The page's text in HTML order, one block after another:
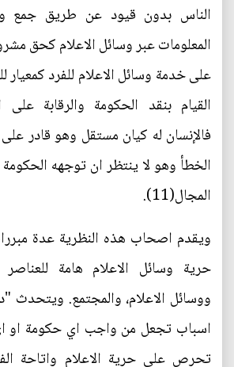
الناس بدون قيود عن طريق جمع
المعلومات عبر وسائل الاعلام كحق
على خدمة وسائل الاعلام للفرد كمعيار
القيام بنقد الحكومة والرقابة على
فالإنسان له كيان مستقل وهو قادر
الخطأ وهو لا ينتظر ان توجهه
المجال(11).
ويقدم اصحاب هذه النظرية عدة
حرية وسائل الاعلام هامة للعناصر
ووسائل الاعلام، والمجتمع. ويتحدث
اسباب تجعل من واجب اي حكومة او
تحرص على حرية الاعلام واتاحة